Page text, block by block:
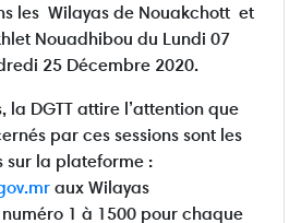
les Wilayas de Nouakchott et
Nouadhibou du Lundi 07
25 Décembre 2020.
attire l’attention que
par ces sessions sont les
sur la plateforme :
aux Wilayas
1 à 1500 pour chaque